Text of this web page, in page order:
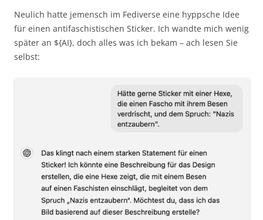
Neulich hatte jemensch im Fediverse eine hyppsche Idee
für einen antifaschistischen Sticker. Ich wandte mich wenig
später an ${AI}, doch alles was ich bekam – ach lesen Sie
selbst: